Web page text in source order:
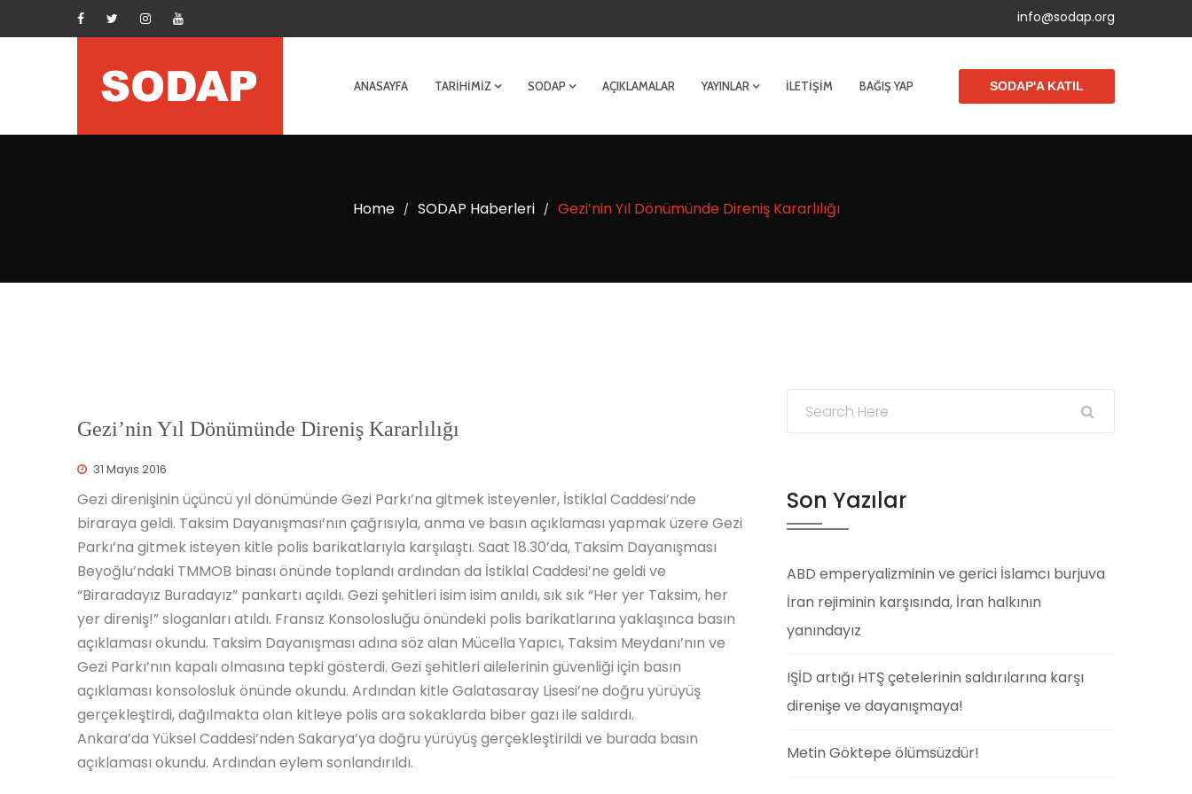
info@sodap.org
ANASAYFA TARIHIMIZ SODAP AÇIKLAMALAR YAYINLAR İLETIŞIM BAĞIŞ YAP SODAP'A KATIL
Home / SODAP Haberleri / Gezi’nin Yıl Dönümünde Direniş Kararlılığı
Gezi’nin Yıl Dönümünde Direniş Kararlılığı
31 Mayıs 2016
Gezi direnişinin üçüncü yıl dönümünde Gezi Parkı’na gitmek isteyenler, İstiklal Caddesi’nde
biraraya geldi. Taksim Dayanışması’nın çağrısıyla, anma ve basın açıklaması yapmak üzere Gezi
Parkı’na gitmek isteyen kitle polis barikatlarıyla karşılaştı. Saat 18.30’da, Taksim Dayanışması
Beyoğlu’ndaki TMMOB binası önünde toplandı ardından da İstiklal Caddesi’ne geldi ve
“Biraradayız Buradayız” pankartı açıldı. Gezi şehitleri isim isim anıldı, sık sık “Her yer Taksim, her
yer direniş!” sloganları atıldı. Fransız Konsolosluğu önündeki polis barikatlarına yaklaşınca basın
açıklaması okundu. Taksim Dayanışması adına söz alan Mücella Yapıcı, Taksim Meydanı’nın ve
Gezi Parkı’nın kapalı olmasına tepki gösterdi. Gezi şehitleri ailelerinin güvenliği için basın
açıklaması konsolosluk önünde okundu. Ardından kitle Galatasaray Lisesi’ne doğru yürüyüş
gerçekleştirdi, dağılmakta olan kitleye polis ara sokaklarda biber gazı ile saldırdı.
Ankara’da Yüksel Caddesi’nden Sakarya’ya doğru yürüyüş gerçekleştirildi ve burada basın
açıklaması okundu. Ardından eylem sonlandırıldı.
Son Yazılar
ABD emperyalizminin ve gerici İslamcı burjuva
İran rejiminin karşısında, İran halkının
yanındayız
IŞİD artığı HTŞ çetelerinin saldırılarına karşı
direnişe ve dayanışmaya!
Metin Göktepe ölümsüzdür!